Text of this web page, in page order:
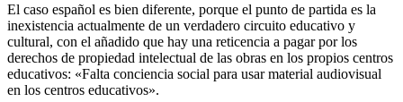
El caso español es bien diferente, porque el punto de partida es la
inexistencia actualmente de un verdadero circuito educativo y
cultural, con el añadido que hay una reticencia a pagar por los
derechos de propiedad intelectual de las obras en los propios centros
educativos: «Falta conciencia social para usar material audiovisual
en los centros educativos».